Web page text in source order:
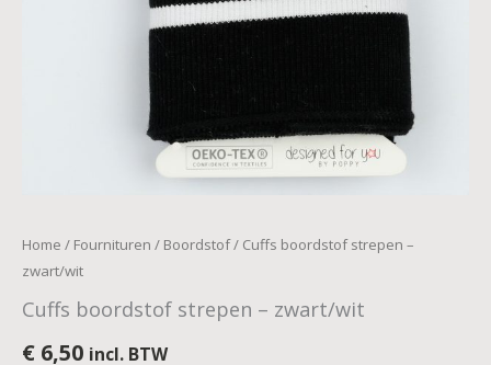
Home / Fournituren / Boordstof/ Cuffs boordstof strepen –
zwart/wit
Cuffs boordstof strepen – zwart/wit
€ 6,50 incl. BTW